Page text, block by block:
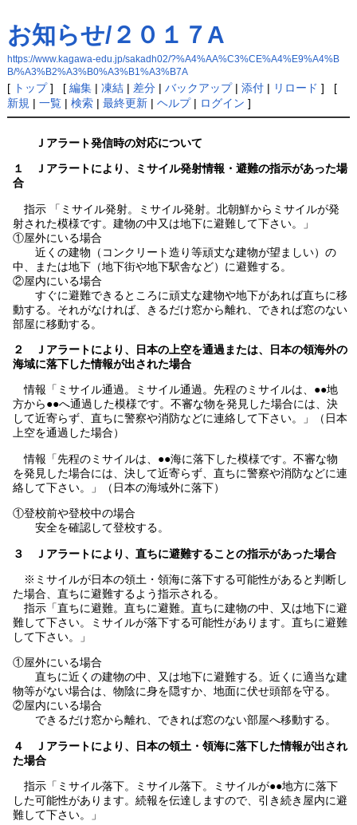
お知らせ/２０１７A
https://www.kagawa-edu.jp/sakadh02/?%A4%AA%C3%CE%A4%E9%A4%B
B/%A3%B2%A3%B0%A3%B1%A3%B7A
[ トップ] [ 編集| 凍結| 差分| バックアップ| 添付| リロード ] [
新規 | 一覧| 検索| 最終更新| ヘルプ| ログイン ]
Ｊアラート発信時の対応について
１ Ｊアラートにより、ミサイル発射情報・避難の指示があった場
合
指示 「ミサイル発射。ミサイル発射。北朝鮮からミサイルが発
射された模様です。建物の中又は地下に避難して下さい。」
①屋外にいる場合
近くの建物（コンクリート造り等頑丈な建物が望ましい）の
中、または地下（地下街や地下駅舎など）に避難する。
②屋内にいる場合
すぐに避難できるところに頑丈な建物や地下があれば直ちに移
動する。それがなければ、きるだけ窓から離れ、できれば窓のない
部屋に移動する。
２ Ｊアラートにより、日本の上空を通過または、日本の領海外の
海域に落下した情報が出された場合
情報「ミサイル通過。ミサイル通過。先程のミサイルは、●●地
方から●●へ通過した模様です。不審な物を発見した場合には、決
して近寄らず、直ちに警察や消防などに連絡して下さい。」（日本
上空を通過した場合）
情報「先程のミサイルは、●●海に落下した模様です。不審な物
を発見した場合には、決して近寄らず、直ちに警察や消防などに連
絡して下さい。」（日本の海域外に落下）
①登校前や登校中の場合
安全を確認して登校する。
３ Ｊアラートにより、直ちに避難することの指示があった場合
※ミサイルが日本の領土・領海に落下する可能性があると判断し
た場合、直ちに避難するよう指示される。
指示「直ちに避難。直ちに避難。直ちに建物の中、又は地下に避
難して下さい。ミサイルが落下する可能性があります。直ちに避難
して下さい。」
①屋外にいる場合
直ちに近くの建物の中、又は地下に避難する。近くに適当な建
物等がない場合は、物陰に身を隠すか、地面に伏せ頭部を守る。
②屋内にいる場合
できるだけ窓から離れ、できれば窓のない部屋へ移動する。
４ Ｊアラートにより、日本の領土・領海に落下した情報が出され
た場合
指示「ミサイル落下。ミサイル落下。ミサイルが●●地方に落下
した可能性があります。続報を伝達しますので、引き続き屋内に避
難して下さい。」